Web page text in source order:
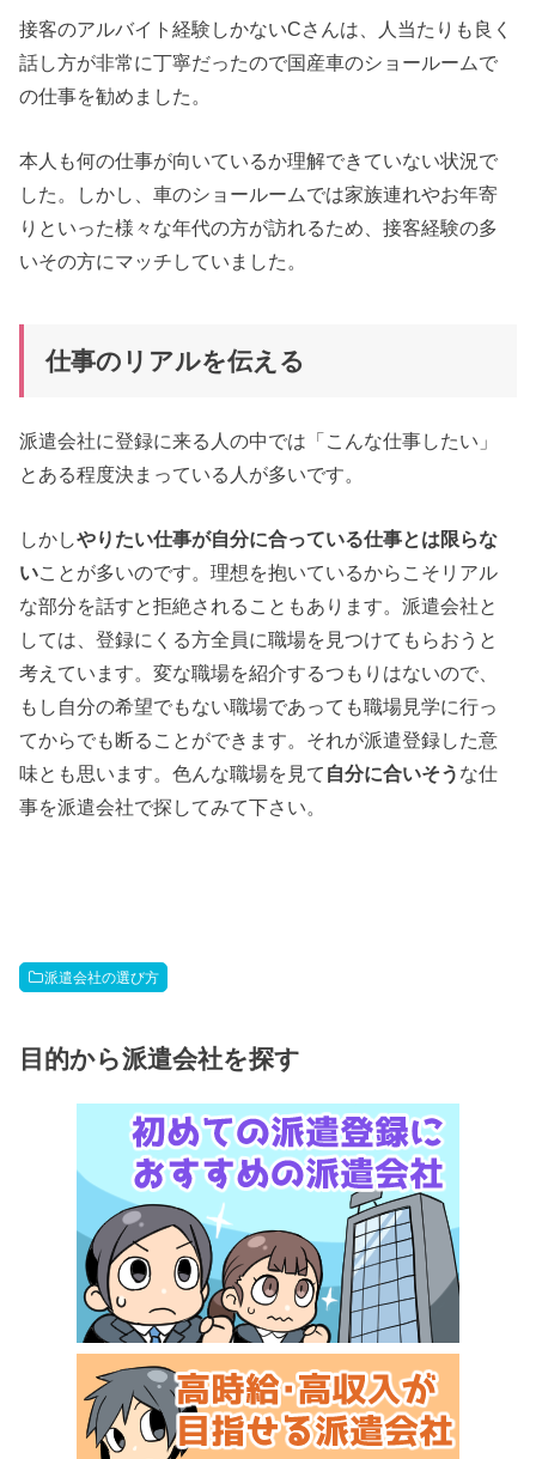
接客のアルバイト経験しかないCさんは、人当たりも良く
話し方が非常に丁寧だったので国産車のショールームで
の仕事を勧めました。
本人も何の仕事が向いているか理解できていない状況で
した。しかし、車のショールームでは家族連れやお年寄
りといった様々な年代の方が訪れるため、接客経験の多
いその方にマッチしていました。
仕事のリアルを伝える
派遣会社に登録に来る人の中では「こんな仕事したい」
とある程度決まっている人が多いです。
しかしやりたい仕事が自分に合っている仕事とは限らな
いことが多いのです。理想を抱いているからこそリアル
な部分を話すと拒絶されることもあります。派遣会社と
しては、登録にくる方全員に職場を見つけてもらおうと
考えています。変な職場を紹介するつもりはないので、
もし自分の希望でもない職場であっても職場見学に行っ
てからでも断ることができます。それが派遣登録した意
味とも思います。色んな職場を見て 自分に合いそう な仕
事を派遣会社で探してみて下さい。
派遣会社の選び方
目的から派遣会社を探す